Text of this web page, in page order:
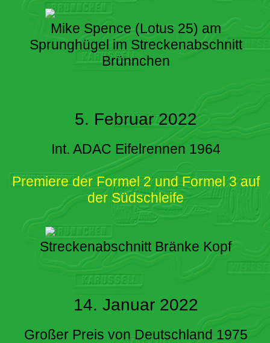
Mike Spence (Lotus 25) am
Sprunghügel im Streckenabschnitt
Brünnchen
5. Februar 2022
Int. ADAC Eifelrennen 1964
Premiere der Formel 2 und Formel 3 auf
der Südschleife
Streckenabschnitt Bränke Kopf
14. Januar 2022
Großer Preis von Deutschland 1975